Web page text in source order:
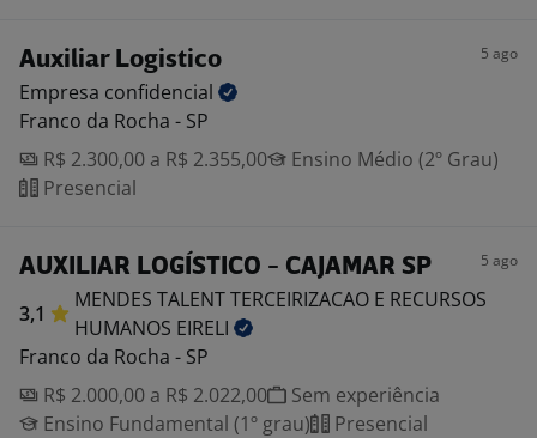
Auxiliar Logistico 5 ago
Empresa confidencial
Franco da Rocha - SP
R$ 2.300,00 a R$ 2.355,00
Ensino Médio (2º Grau)
Presencial
AUXILIAR LOGÍSTICO - CAJAMAR SP 5 ago
3,1
MENDES TALENT TERCEIRIZACAO E RECURSOS
HUMANOS EIRELI
Franco da Rocha - SP
R$ 2.000,00 a R$ 2.022,00
Sem experiência
Ensino Fundamental (1º grau)
Presencial